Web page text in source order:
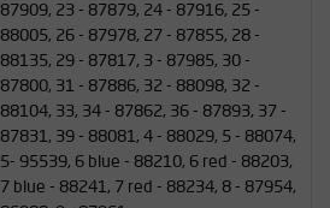
87909, 23 - 87879, 24 - 87916, 25 -
88005, 26 - 87978, 27 - 87855, 28 -
88135, 29 - 87817, 3 - 87985, 30 -
87800, 31 - 87886, 32 - 88098, 32 -
88104, 33, 34 - 87862, 36 - 87893, 37 -
87831, 39 - 88081, 4 - 88029, 5 - 88074,
5- 95539, 6 blue - 88210, 6 red - 88203,
7 blue - 88241, 7 red - 88234, 8 - 87954,